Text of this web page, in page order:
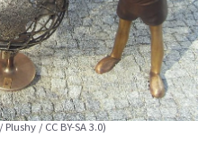
/ CC BY-SA 3.0)